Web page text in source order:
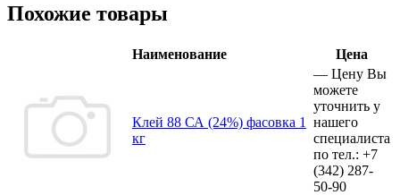
Похожие товары
Наименование Цена
Клей 88 СА (24%) фасовка 1
кг
— Цену Вы
можете
уточнить у
нашего
специалиста
по тел.: +7
(342) 287-
50-90